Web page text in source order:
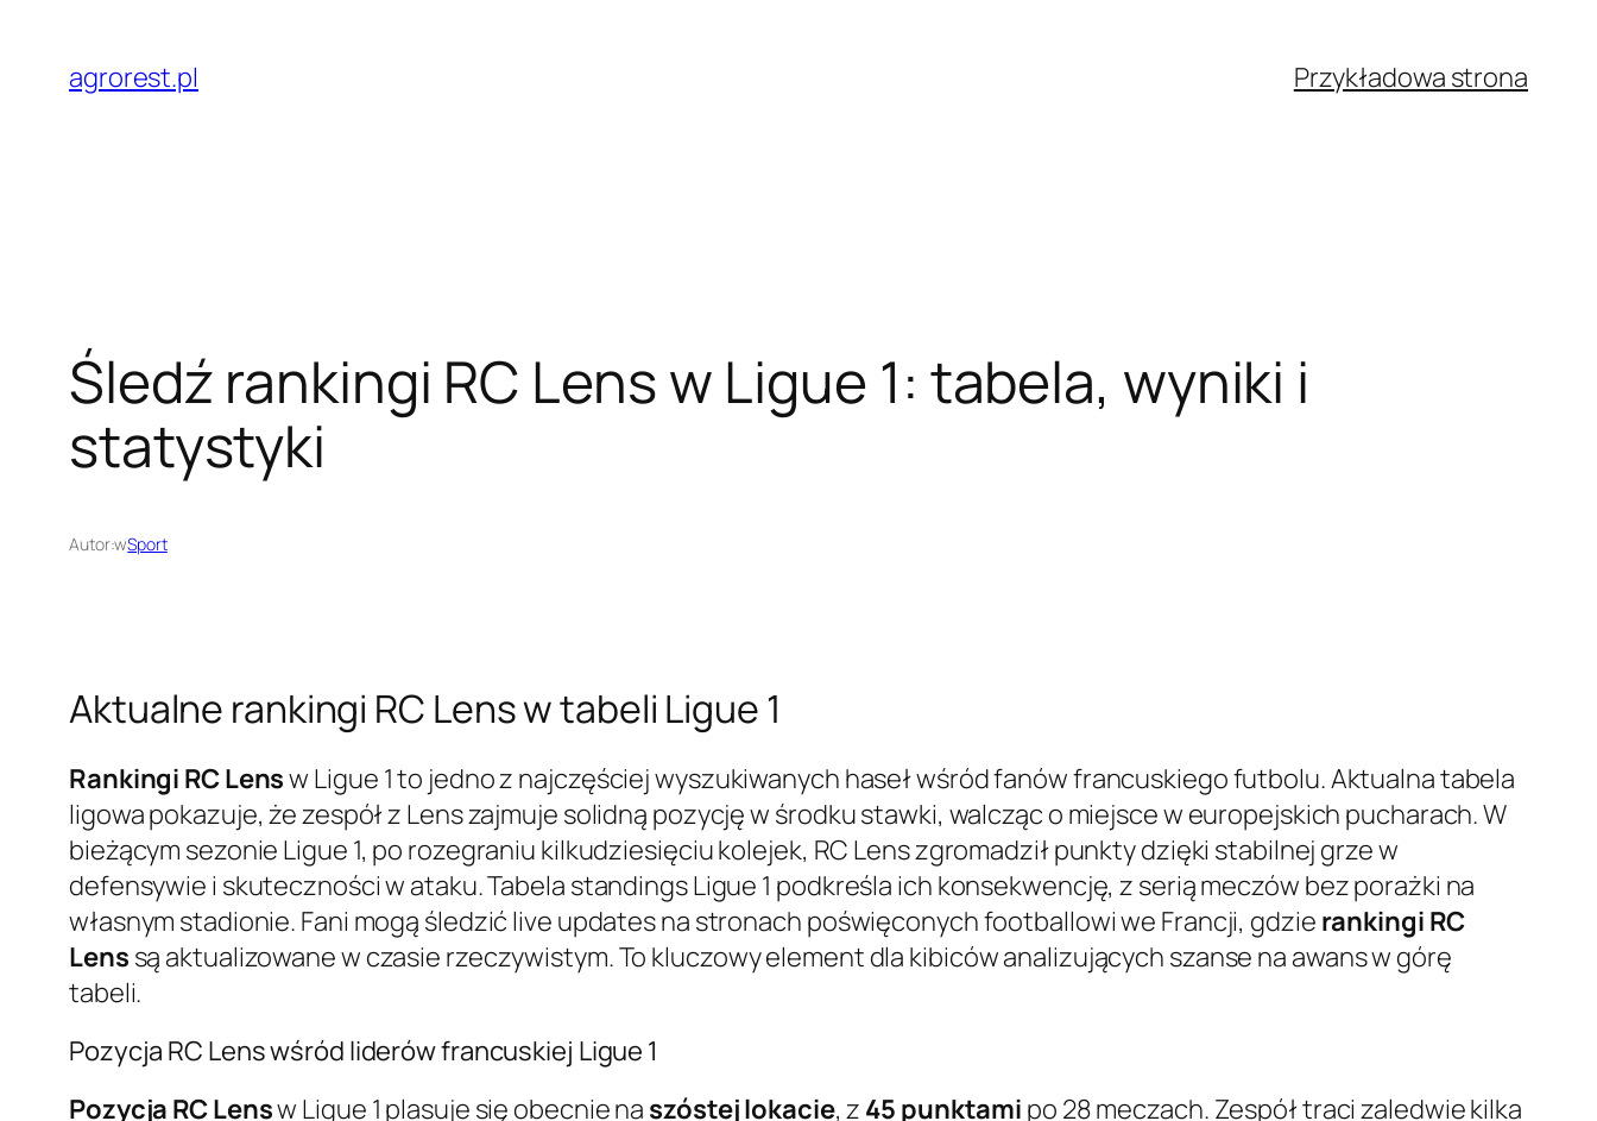
treści
agrorest.pl Przykładowa strona
Śledź rankingi RC Lens w Ligue 1: tabela, wyniki i
statystyki
Autor:wSport
Aktualne rankingi RC Lens w tabeli Ligue 1
Rankingi RC Lensw Ligue 1 to jedno z najczęściej wyszukiwanych haseł wśród fanów francuskiego futbolu. Aktualna tabela
ligowa pokazuje, że zespół z Lens zajmuje solidną pozycję w środku stawki, walcząc o miejsce w europejskich pucharach. W
bieżącym sezonie Ligue 1, po rozegraniu kilkudziesięciu kolejek, RC Lens zgromadził punkty dzięki stabilnej grze w
defensywie i skuteczności w ataku. Tabela standings Ligue 1 podkreśla ich konsekwencję, z serią meczów bez porażki na
własnym stadionie. Fani mogą śledzić live updates na stronach poświęconych footballowi we Francji, gdzie rankingi RC
Lens są aktualizowane w czasie rzeczywistym. To kluczowy element dla kibiców analizujących szanse na awans w górę
tabeli.
Pozycja RC Lens wśród liderów francuskiej Ligue 1
Pozycja RC Lensw Ligue 1 plasuje się obecnie na szóstej lokacie, z 45 punktami po 28 meczach. Zespół traci zaledwie kilka